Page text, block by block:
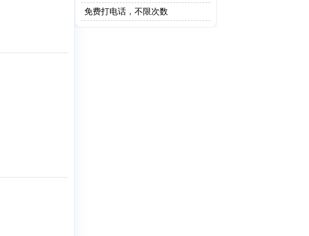
免费打电话，不限次数